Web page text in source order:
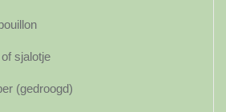
sjalotje
(gedroogd)